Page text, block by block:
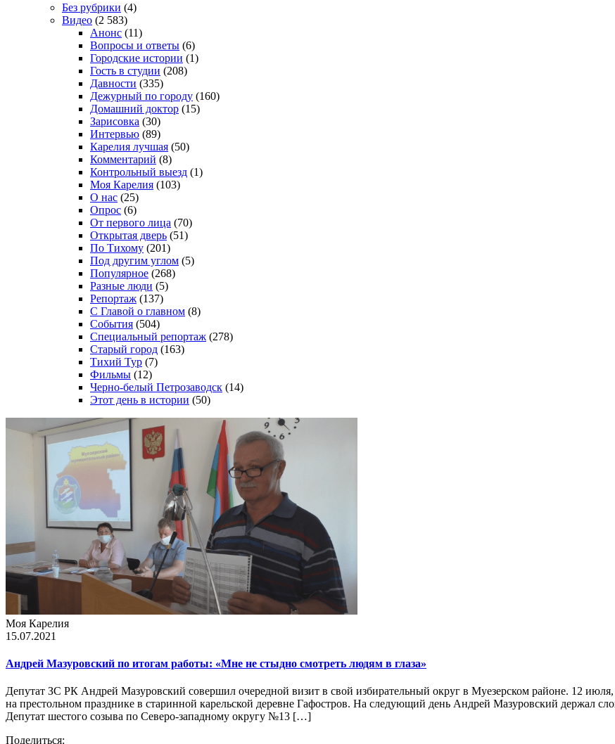
Без рубрики (4)
Видео (2 583)
Анонс (11)
Вопросы и ответы (6)
Городские истории (1)
Гость в студии (208)
Давности (335)
Дежурный по городу (160)
Домашний доктор (15)
Зарисовка (30)
Интервью (89)
Карелия лучшая (50)
Комментарий (8)
Контрольный выезд (1)
Моя Карелия (103)
О нас (25)
Опрос (6)
От первого лица (70)
Открытая дверь (51)
По Тихому (201)
Под другим углом (5)
Популярное (268)
Разные люди (5)
Репортаж (137)
С Главой о главном (8)
События (504)
Специальный репортаж (278)
Старый город (163)
Тихий Тур (7)
Фильмы (12)
Черно-белый Петрозаводск (14)
Этот день в истории (50)
Моя Карелия
15.07.2021
Андрей Мазуровский по итогам работы: «Мне не стыдно смотреть людям в глаза»
Депутат ЗС РК Андрей Мазуровский совершил очередной визит в свой избирательный округ в Муезерском районе. 12
на престольном празднике в старинной карельской деревне Гафостров. На следующий день Андрей Мазуровский держал
Депутат шестого созыва по Северо-западному округу №13 […]
Поделиться: